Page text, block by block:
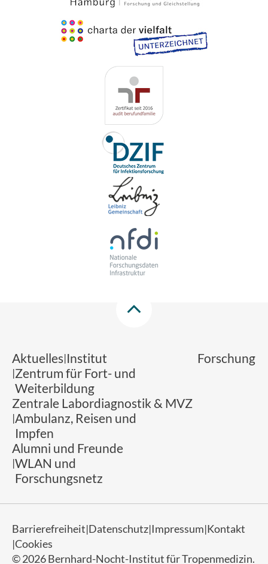
Aktuelles Institut
Forschung
Zentrum für Fort- und
Weiterbildung
Zentrale Labordiagnostik & MVZ
Ambulanz, Reisen und
Impfen
Alumni und Freunde
WLAN und
Forschungsnetz
© 2026 Bernhard-Nocht-Institut für Tropenmedizin.
Barrierefreiheit Datenschutz Impressum Kontakt
Cookies